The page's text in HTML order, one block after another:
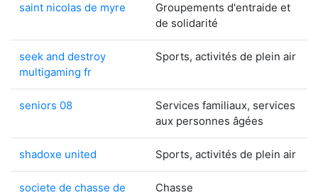
saint nicolas de myre
Groupements d'entraide et
de solidarité
seek and destroy
multigaming fr
Sports, activités de plein air
seniors 08
Services familiaux, services
aux personnes âgées
shadoxe united Sports, activités de plein air
societe de chasse de
Chasse